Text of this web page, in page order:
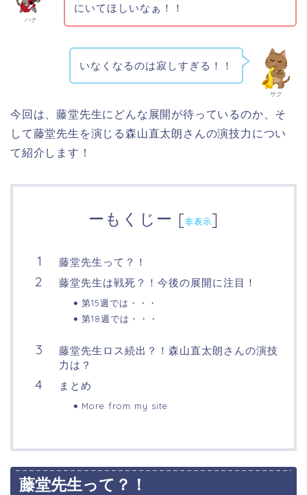
ハナ
にいてほしいなぁ！！
サク
いなくなるのは寂しすぎる！！
今回は、藤堂先生にどんな展開が待っているのか、そ
して藤堂先生を演じる森山直太朗さんの演技力につい
て紹介します！
ーもくじー [非表示]
藤堂先生って？！
藤堂先生は戦死？！今後の展開に注目！
第15週では・・・
第18週では・・・
藤堂先生ロス続出？！森山直太朗さんの演技
力は？
まとめ
More from my site
藤堂先生って？！